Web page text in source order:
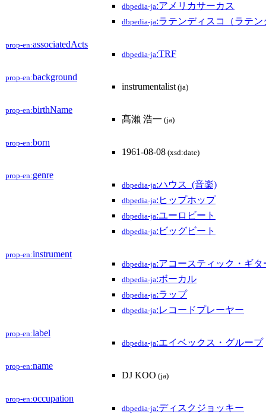
dbpedia-ja:アメリカサーカス
dbpedia-ja:ラテンディスコ（ラテン
prop-en:associatedActs
dbpedia-ja:TRF
prop-en:background
instrumentalist(ja)
prop-en:birthName
髙瀨 浩一 (ja)
prop-en:born
1961-08-08 (xsd:date)
prop-en:genre
dbpedia-ja:ハウス_(音楽)
dbpedia-ja:ヒップホップ
dbpedia-ja:ユーロビート
dbpedia-ja:ビッグビート
prop-en:instrument
dbpedia-ja:アコースティック・ギタ
dbpedia-ja:ボーカル
dbpedia-ja:ラップ
dbpedia-ja:レコードプレーヤー
prop-en:label
dbpedia-ja:エイベックス・グループ
prop-en:name
DJ KOO (ja)
prop-en:occupation
dbpedia-ja:ディスクジョッキー